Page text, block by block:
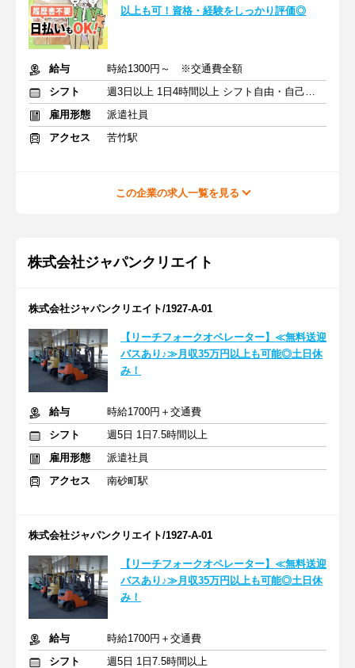
以上も可！資格・経験をしっかり評価◎
給与
時給1300円～ ※交通費全額
シフト
週3日以上 1日4時間以上 シフト自由・自己申告
雇用形態
派遣社員
アクセス
苦竹駅
この企業の求人一覧を見る
株式会社ジャパンクリエイト
株式会社ジャパンクリエイト/1927-A-01
【リーチフォークオペレーター】≪無料送迎
バスあり♪≫月収35万円以上も可能◎土日休
み！
給与
時給1700円＋交通費
シフト
週5日 1日7.5時間以上
雇用形態
派遣社員
アクセス
南砂町駅
株式会社ジャパンクリエイト/1927-A-01
【リーチフォークオペレーター】≪無料送迎
バスあり♪≫月収35万円以上も可能◎土日休
み！
給与
時給1700円＋交通費
シフト
週5日 1日7.5時間以上